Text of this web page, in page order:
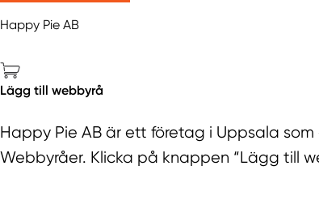
Happy Pie AB
Lägg till webbyrå
Happy Pie AB är ett företag i Uppsala
Webbyråer. Klicka på knappen “Lägg till